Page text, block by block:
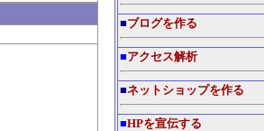
■ブログを作る
■アクセス解析
■ネットショップを作る
■HPを宣伝する